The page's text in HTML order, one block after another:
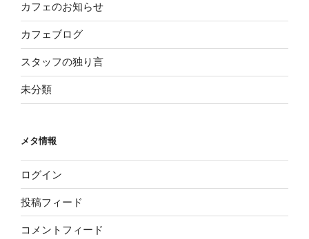
カフェのお知らせ
カフェブログ
スタッフの独り言
未分類
メタ情報
ログイン
投稿フィード
コメントフィード